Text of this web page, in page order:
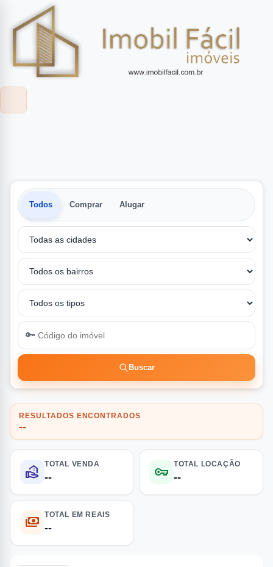
Todos Comprar Alugar
🔑
Buscar
RESULTADOS ENCONTRADOS
--
real_estate_agent TOTAL VENDA
-- vpn_key TOTAL LOCAÇÃO
--
payments TOTAL EM REAIS
--